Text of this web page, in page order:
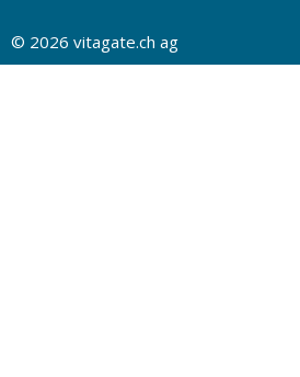
Kontakt
Werbung auf vitagate.ch
© 2026 vitagate.ch ag